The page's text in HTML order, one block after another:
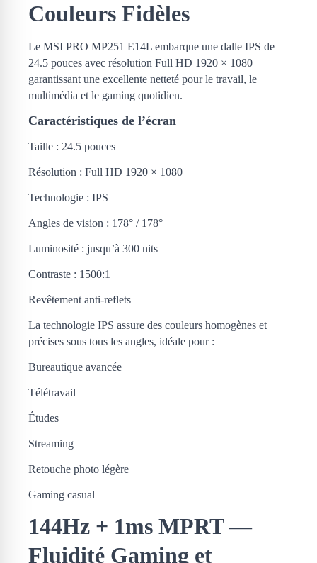
Couleurs Fidèles
Le MSI PRO MP251 E14L embarque une dalle IPS de
24.5 pouces avec résolution Full HD 1920 × 1080
garantissant une excellente netteté pour le travail, le
multimédia et le gaming quotidien.
Caractéristiques de l’écran
Taille : 24.5 pouces
Résolution : Full HD 1920 × 1080
Technologie : IPS
Angles de vision : 178° / 178°
Luminosité : jusqu’à 300 nits
Contraste : 1500:1
Revêtement anti-reflets
La technologie IPS assure des couleurs homogènes et
précises sous tous les angles, idéale pour :
Bureautique avancée
Télétravail
Études
Streaming
Retouche photo légère
Gaming casual
144Hz + 1ms MPRT —
Fluidité Gaming et